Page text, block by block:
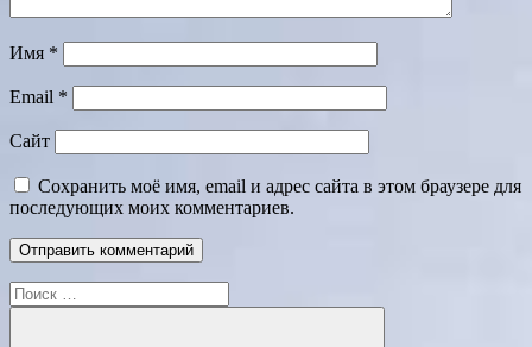
Имя *
Email *
Сайт
Сохранить моё имя, email и адрес сайта в этом браузере для
последующих моих комментариев.
Поиск
для: